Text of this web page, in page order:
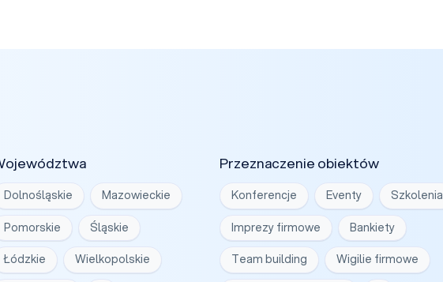
Dolnośląskie Mazowieckie
Pomorskie Śląskie
Łódzkie Wielkopolskie
Przeznaczenie obiektów
Konferencje Eventy Szkolenia
Imprezy firmowe Bankiety
Team building Wigilie firmowe